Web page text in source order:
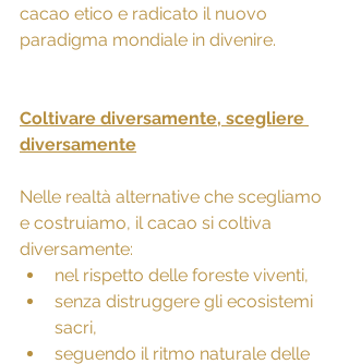
cacao etico e radicato il nuovo
paradigma mondiale in divenire.
Coltivare diversamente, scegliere
diversamente
Nelle realtà alternative che scegliamo
e costruiamo, il cacao si coltiva
diversamente:
nel rispetto delle foreste viventi,
senza distruggere gli ecosistemi
sacri,
seguendo il ritmo naturale delle